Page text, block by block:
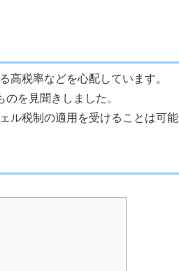
高税率などを心配しています。
を見聞きしました。
ル税制の適用を受けることは可能